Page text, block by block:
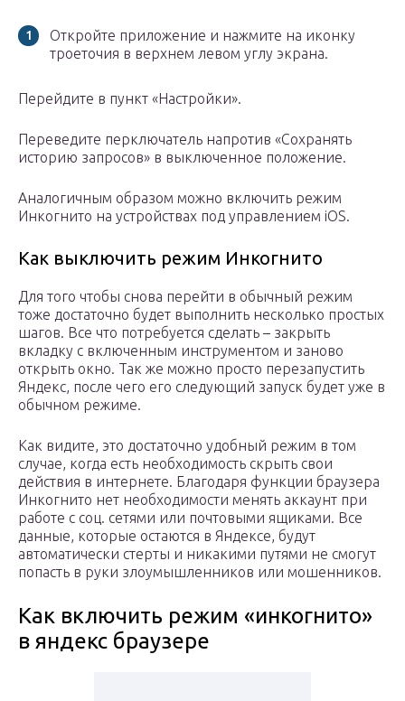
Откройте приложение и нажмите на иконку
троеточия в верхнем левом углу экрана.
Перейдите в пункт «Настройки».
Переведите перключатель напротив «Сохранять
историю запросов» в выключенное положение.
Аналогичным образом можно включить режим
Инкогнито на устройствах под управлением iOS.
Как выключить режим Инкогнито
Для того чтобы снова перейти в обычный режим
тоже достаточно будет выполнить несколько простых
шагов. Все что потребуется сделать – закрыть
вкладку с включенным инструментом и заново
открыть окно. Так же можно просто перезапустить
Яндекс, после чего его следующий запуск будет уже в
обычном режиме.
Как видите, это достаточно удобный режим в том
случае, когда есть необходимость скрыть свои
действия в интернете. Благодаря функции браузера
Инкогнито нет необходимости менять аккаунт при
работе с соц. сетями или почтовыми ящиками. Все
данные, которые остаются в Яндексе, будут
автоматически стерты и никакими путями не смогут
попасть в руки злоумышленников или мошенников.
Как включить режим «инкогнито»
в яндекс браузере